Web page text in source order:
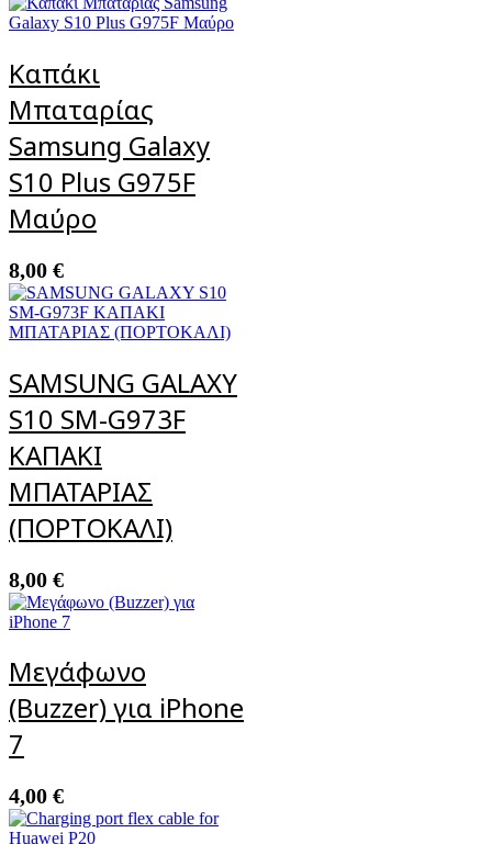
Καπάκι
Μπαταρίας
Samsung Galaxy
S10 Plus G975F
Μαύρο
8,00 €
SAMSUNG GALAXY
S10 SM-G973F
ΚΑΠΑΚΙ
ΜΠΑΤΑΡΙΑΣ
(ΠΟΡΤΟΚΑΛΙ)
8,00 €
Μεγάφωνο
(Buzzer) για iPhone
7
4,00 €